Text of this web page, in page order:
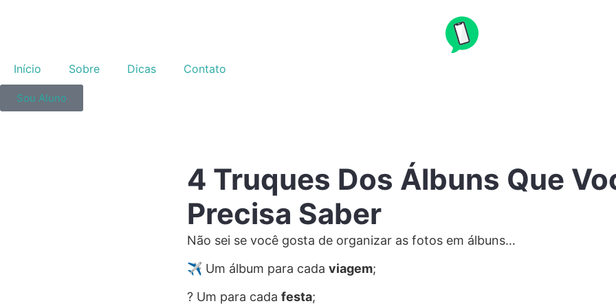
Início Sobre Dicas Contato
Sou Aluno
4 Truques Dos Álbuns Que
Precisa Saber
Não sei se você gosta de organizar as fotos em álbuns…
✈️ Um álbum para cada viagem;
? Um para cada festa;